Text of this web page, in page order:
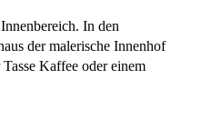
In den
der malerische Innenhof
Kaffee oder einem